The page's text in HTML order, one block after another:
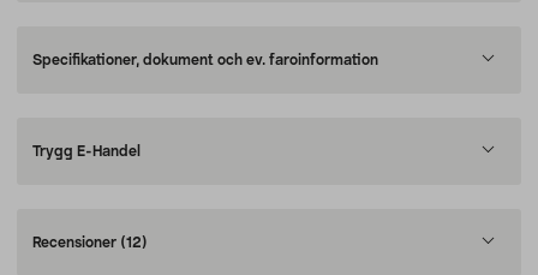
Specifikationer, dokument och ev. faroinformation
Trygg E-Handel
Recensioner (12)